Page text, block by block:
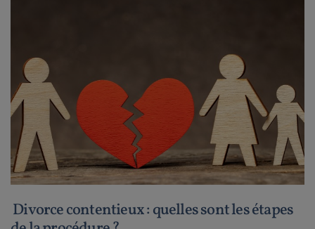
Divorce contentieux : quelles sont les étapes